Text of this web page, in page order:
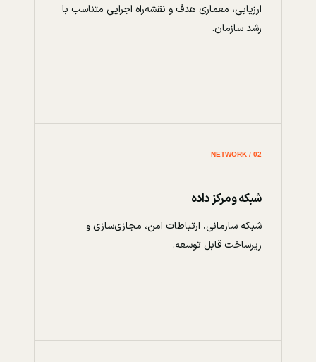
ارزیابی، معماری هدف و نقشه‌راه اجرایی متناسب با
رشد سازمان.
02 / NETWORK
شبکه و مرکز داده
شبکه سازمانی، ارتباطات امن، مجازی‌سازی و
زیرساخت قابل توسعه.